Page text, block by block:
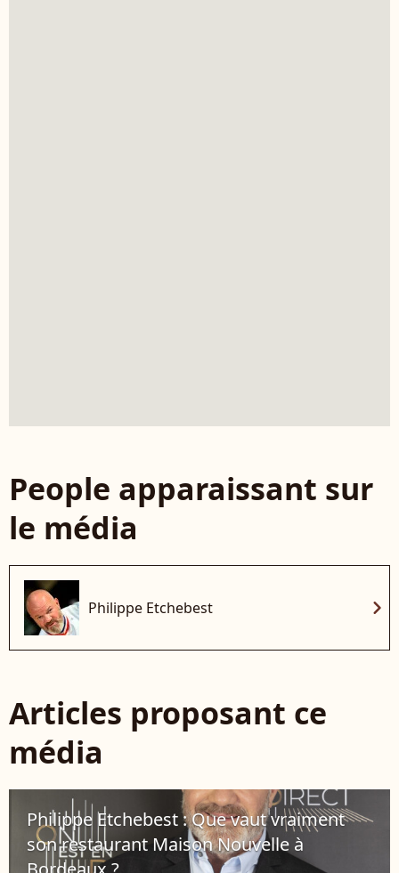
People apparaissant sur
le média
Philippe Etchebest chevron_right
Articles proposant ce
média
Philippe Etchebest : Que vaut vraiment
son restaurant Maison Nouvelle à